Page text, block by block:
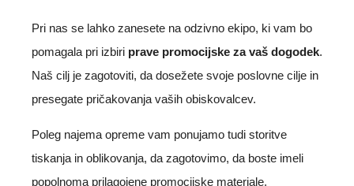
Pri nas se lahko zanesete na odzivno ekipo, ki vam bo
pomagala pri izbiri prave promocijske za vaš dogodek.
Naš cilj je zagotoviti, da dosežete svoje poslovne cilje in
presegate pričakovanja vaših obiskovalcev.
Poleg najema opreme vam ponujamo tudi storitve
tiskanja in oblikovanja, da zagotovimo, da boste imeli
popolnoma prilagojene promocijske materiale.